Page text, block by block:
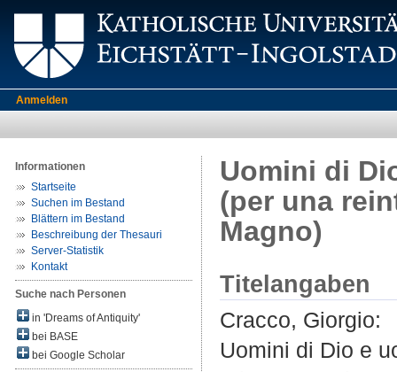
Anmelden
Informationen
Startseite
Suchen im Bestand
Blättern im Bestand
Beschreibung der Thesauri
Server-Statistik
Kontakt
Suche nach Personen
in 'Dreams of Antiquity'
bei BASE
bei Google Scholar
Uomini di
(per una
Magno)
Titelangaben
Cracco, Giorgio:
Uomini di Dio e